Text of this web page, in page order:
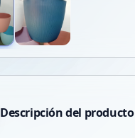
Descripción del producto